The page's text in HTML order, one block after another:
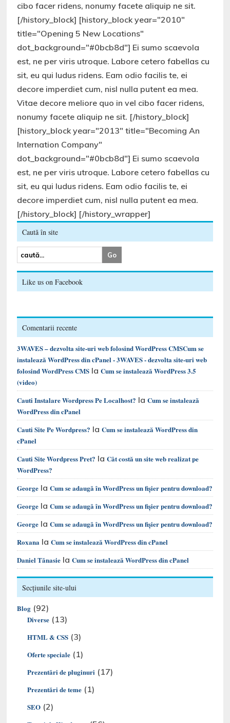
cibo facer ridens, nonumy facete aliquip ne sit.
[/history_block] [history_block year="2010"
title="Opening 5 New Locations"
dot_background="#0bcb8d"] Ei sumo scaevola
est, ne per viris utroque. Labore cetero fabellas cu
sit, eu qui ludus ridens. Eam odio facilis te, ei
decore imperdiet cum, nisl nulla putent ea mea.
Vitae decore meliore quo in vel cibo facer ridens,
nonumy facete aliquip ne sit. [/history_block]
[history_block year="2013" title="Becoming An
Internation Company"
dot_background="#0bcb8d"] Ei sumo scaevola
est, ne per viris utroque. Labore cetero fabellas cu
sit, eu qui ludus ridens. Eam odio facilis te, ei
decore imperdiet cum, nisl nulla putent ea mea.
[/history_block] [/history_wrapper]
Caută în site
Like us on Facebook
Comentarii recente
3WAVES – dezvolta site-uri web folosind WordPress CMSCum se
instalează WordPress din cPanel - 3WAVES - dezvolta site-uri web
folosind WordPress CMS laCum se instalează WordPress 3.5
(video)
Cauti Instalare Wordpress Pe Localhost? laCum se instalează
WordPress din cPanel
Cauti Site Pe Wordpress? laCum se instalează WordPress din
cPanel
Cauti Site Wordpress Pret? laCât costă un site web realizat pe
WordPress?
George laCum se adaugă în WordPress un fișier pentru download?
George laCum se adaugă în WordPress un fișier pentru download?
George laCum se adaugă în WordPress un fișier pentru download?
Roxana laCum se instalează WordPress din cPanel
Daniel Tănasie laCum se instalează WordPress din cPanel
Secțiunile site-ului
Blog (92)
Diverse (13)
HTML & CSS (3)
Oferte speciale (1)
Prezentări de pluginuri (17)
Prezentări de teme (1)
SEO (2)